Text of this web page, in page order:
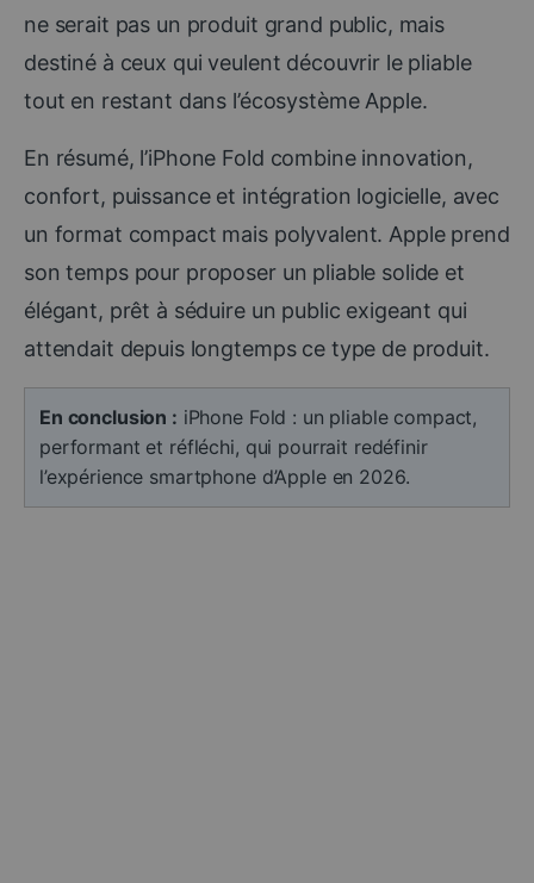
ne serait pas un produit grand public, mais
destiné à ceux qui veulent découvrir le pliable
tout en restant dans l’écosystème Apple.
En résumé, l’iPhone Fold combine innovation,
confort, puissance et intégration logicielle, avec
un format compact mais polyvalent. Apple prend
son temps pour proposer un pliable solide et
élégant, prêt à séduire un public exigeant qui
attendait depuis longtemps ce type de produit.
En conclusion : iPhone Fold : un pliable compact,
performant et réfléchi, qui pourrait redéfinir
l’expérience smartphone d’Apple en 2026.